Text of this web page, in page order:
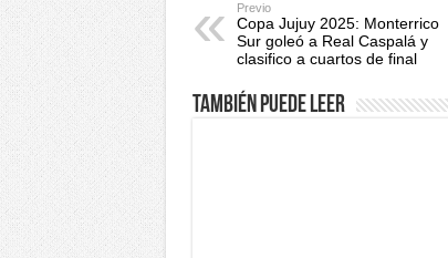
Previo
Copa Jujuy 2025: Monterrico
Sur goleó a Real Caspalá y
clasifico a cuartos de final
También puede leer